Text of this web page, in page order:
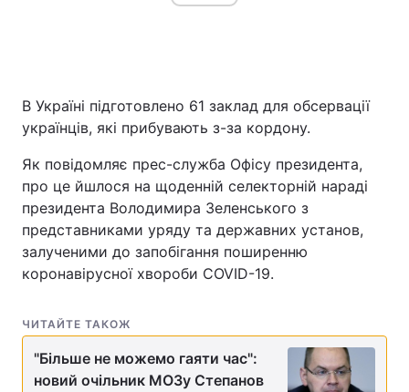
Головна Війна
Україна Політика
Економіка Світ
Спорт Наука
Техно і зв'язок
Зброя
Здоров'я Туризм
В Україні підготовлено 61 заклад для обсервації
українців, які прибувають з-за кордону.
Як повідомляє прес-служба Офісу президента,
про це йшлося на щоденній селекторній нараді
президента Володимира Зеленського з
представниками уряду та державних установ,
залученими до запобігання поширенню
коронавірусної хвороби COVID-19.
ЧИТАЙТЕ ТАКОЖ
"Більше не можемо гаяти час":
новий очільник МОЗу Степанов